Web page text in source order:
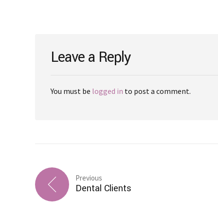
Leave a Reply
You must be logged in to post a comment.
Previous
Dental Clients